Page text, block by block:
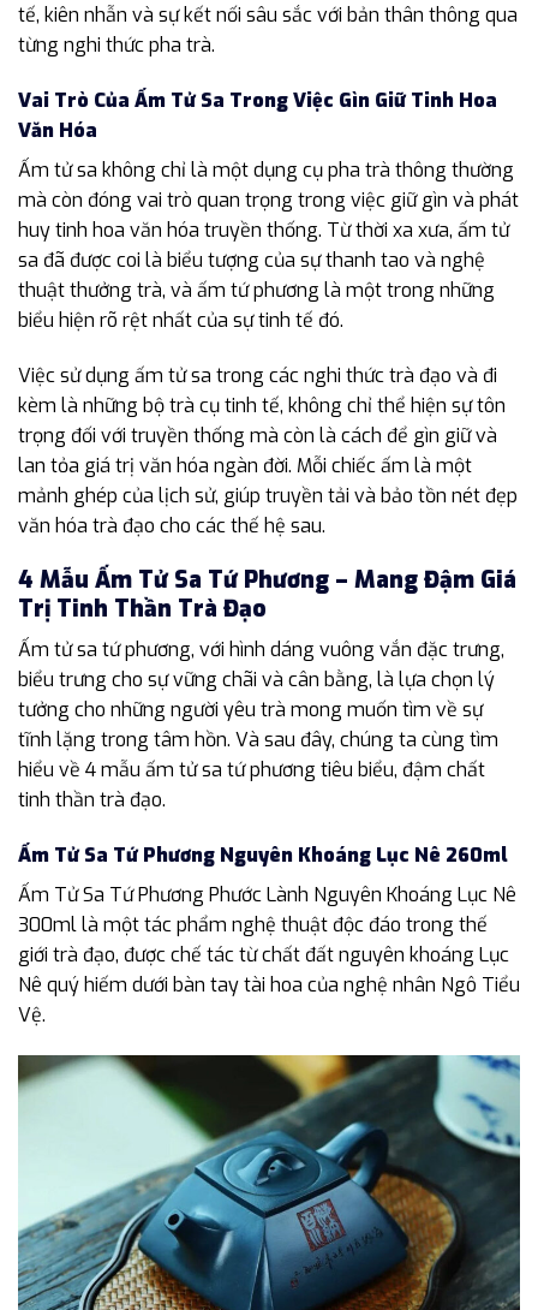
tế, kiên nhẫn và sự kết nối sâu sắc với bản thân thông qua
từng nghi thức pha trà.
Vai Trò Của Ấm Tử Sa Trong Việc Gìn Giữ Tinh Hoa
Văn Hóa
Ấm tử sa không chỉ là một dụng cụ pha trà thông thường
mà còn đóng vai trò quan trọng trong việc giữ gìn và phát
huy tinh hoa văn hóa truyền thống. Từ thời xa xưa, ấm tử
sa đã được coi là biểu tượng của sự thanh tao và nghệ
thuật thưởng trà, và ấm tứ phương là một trong những
biểu hiện rõ rệt nhất của sự tinh tế đó.
Việc sử dụng ấm tử sa trong các nghi thức trà đạo và đi
kèm là những bộ trà cụ tinh tế, không chỉ thể hiện sự tôn
trọng đối với truyền thống mà còn là cách để gìn giữ và
lan tỏa giá trị văn hóa ngàn đời. Mỗi chiếc ấm là một
mảnh ghép của lịch sử, giúp truyền tải và bảo tồn nét đẹp
văn hóa trà đạo cho các thế hệ sau.
4 Mẫu Ấm Tử Sa Tứ Phương – Mang Đậm Giá
Trị Tinh Thần Trà Đạo
Ấm tử sa tứ phương, với hình dáng vuông vắn đặc trưng,
biểu trưng cho sự vững chãi và cân bằng, là lựa chọn lý
tưởng cho những người yêu trà mong muốn tìm về sự
tĩnh lặng trong tâm hồn. Và sau đây, chúng ta cùng tìm
hiểu về 4 mẫu ấm tử sa tứ phương tiêu biểu, đậm chất
tinh thần trà đạo.
Ấm Tử Sa Tứ Phương Nguyên Khoáng Lục Nê 260ml
Ấm Tử Sa Tứ Phương Phước Lành Nguyên Khoáng Lục Nê
300ml là một tác phẩm nghệ thuật độc đáo trong thế
giới trà đạo, được chế tác từ chất đất nguyên khoáng Lục
Nê quý hiếm dưới bàn tay tài hoa của nghệ nhân Ngô Tiểu
Vệ.